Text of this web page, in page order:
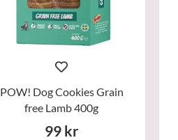
POW! Dog Cookies Grain
free Lamb 400g
99 kr